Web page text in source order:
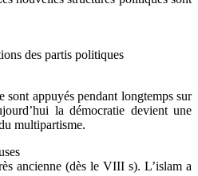
des partis politiques
sont appuyés pendant longtemps sur
la démocratie devient une
multipartisme.
ancienne (dès le VIII s). L’islam a